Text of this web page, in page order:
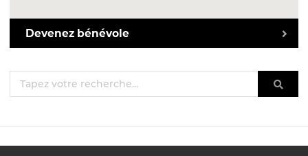
Devenez bénévole